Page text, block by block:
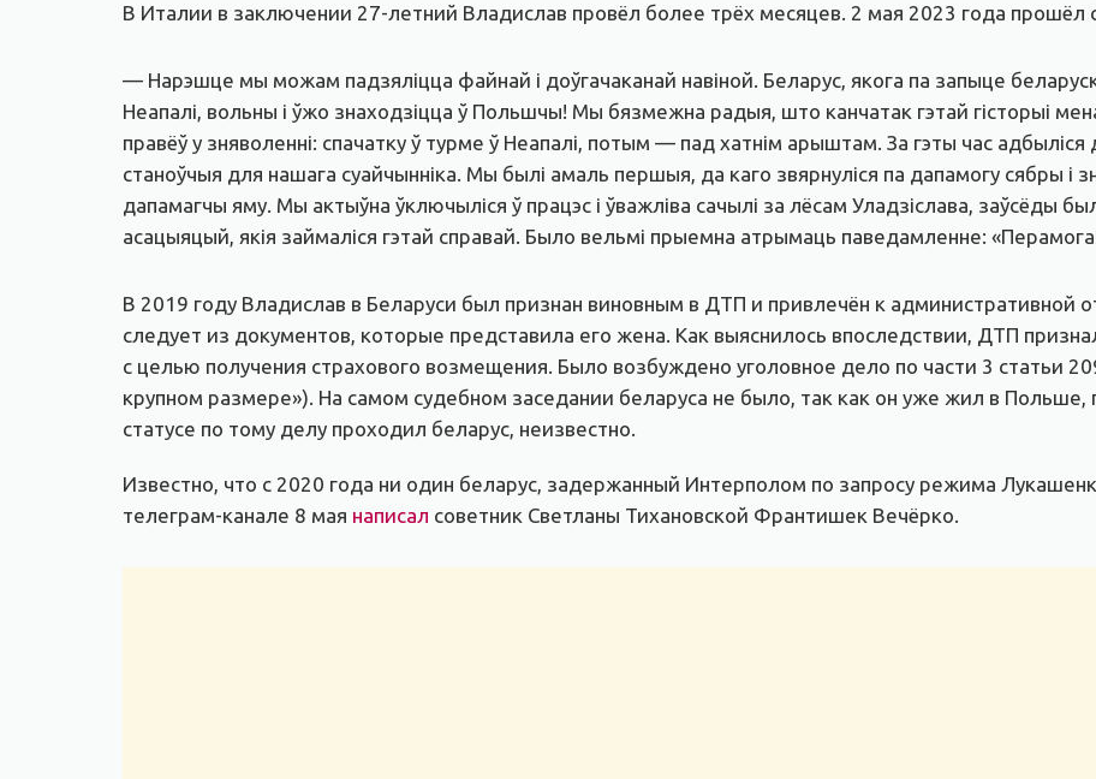
В Италии в заключении 27-летний Владислав провёл более трёх месяцев. 2 мая 2023 года прошёл
— Нарэшце мы можам падзяліцца файнай і доўгачаканай навіной. Беларус, якога па запыце
Неапалі, вольны і ўжо знаходзіцца ў Польшчы! Мы бязмежна радыя, што канчатак гэтай гісторыі
правёў у зняволенні: спачатку ў турме ў Неапалі, потым — пад хатнім арыштам. За гэты час адбыліся
станоўчыя для нашага суайчынніка. Мы былі амаль першыя, да каго звярнуліся па дапамогу сябры і
дапамагчы яму. Мы актыўна ўключыліся ў працэс і ўважліва сачылі за лёсам Уладзіслава, заўсёды
асацыяцый, якія займаліся гэтай справай. Было вельмі прыемна атрымаць паведамленне:
В 2019 году Владислав в Беларуси был признан виновным в ДТП и привлечён к административной
следует из документов, которые представила его жена. Как выяснилось впоследствии, ДТП
с целью получения страхового возмещения. Было возбуждено уголовное дело по части 3 статьи
крупном размере»). На самом судебном заседании беларуса не было, так как он уже жил в Польше,
статусе по тому делу проходил беларус, неизвестно.
Известно, что с 2020 года ни один беларус, задержанный Интерполом по запросу режима
телеграм-канале 8 мая написал советник Светланы Тихановской Франтишек Вечёрко.